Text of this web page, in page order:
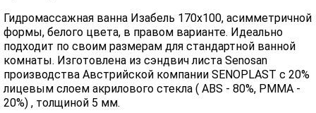
Гидромассажная ванна Изабель 170х100, асимметричной
формы, белого цвета, в правом варианте. Идеально
подходит по своим размерам для стандартной ванной
комнаты. Изготовлена из сэндвич листа Senosan
производства Австрийской компании SENOPLAST c 20%
лицевым слоем акрилового стекла ( ABS - 80%, PMMA -
20%) , толщиной 5 мм.